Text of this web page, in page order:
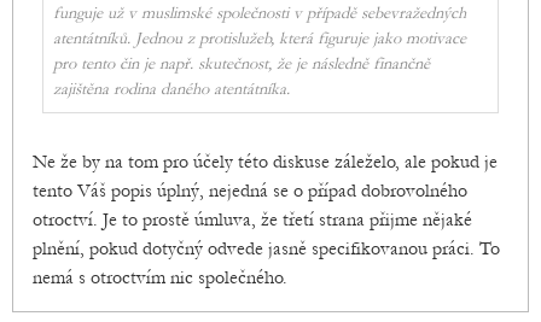
funguje už v muslimské společnosti v případě sebevražedných
atentátníků. Jednou z protislužeb, která figuruje jako motivace
pro tento čin je např. skutečnost, že je následně finančně
zajištěna rodina daného atentátníka.
Ne že by na tom pro účely této diskuse záleželo, ale pokud je
tento Váš popis úplný, nejedná se o případ dobrovolného
otroctví. Je to prostě úmluva, že třetí strana přijme nějaké
plnění, pokud dotyčný odvede jasně specifikovanou práci. To
nemá s otroctvím nic společného.